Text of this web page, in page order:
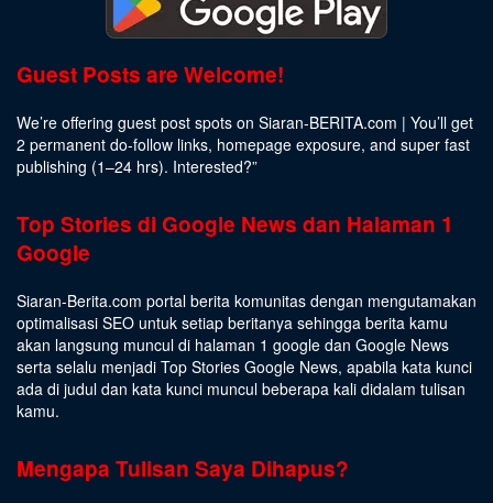
Guest Posts are Welcome!
We’re offering guest post spots on Siaran-BERITA.com | You’ll get
2 permanent do-follow links, homepage exposure, and super fast
publishing (1–24 hrs). Interested?”
Top Stories di Google News dan Halaman 1
Google
Siaran-Berita.com portal berita komunitas dengan mengutamakan
optimalisasi SEO untuk setiap beritanya sehingga berita kamu
akan langsung muncul di halaman 1 google dan Google News
serta selalu menjadi Top Stories Google News, apabila kata kunci
ada di judul dan kata kunci muncul beberapa kali didalam tulisan
kamu.
Mengapa Tulisan Saya Dihapus?